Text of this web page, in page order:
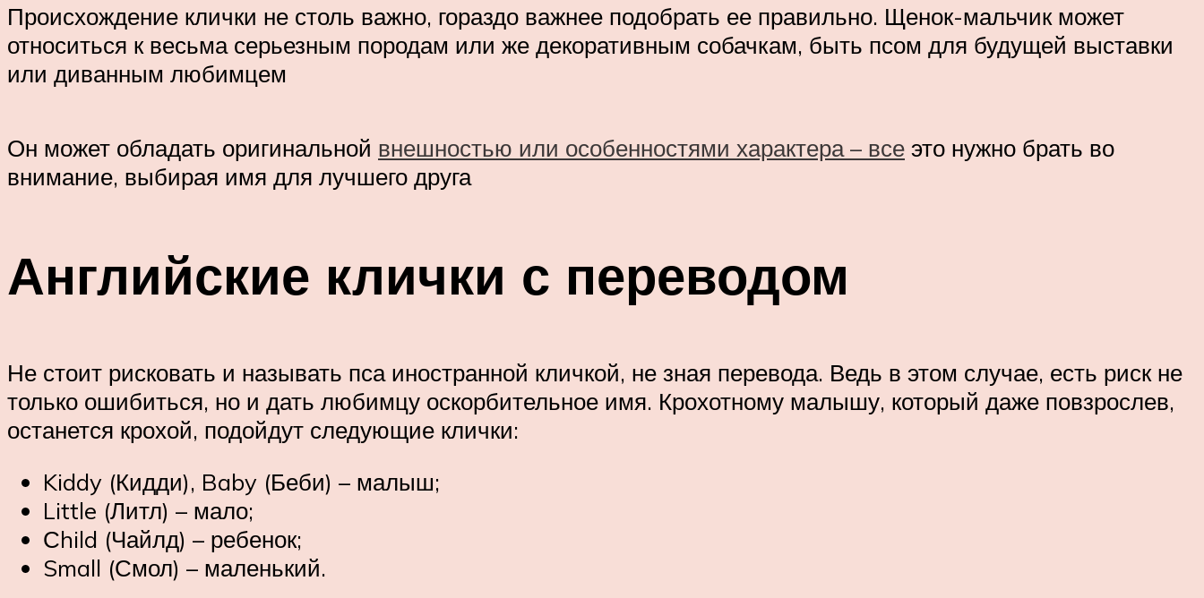
Происхождение клички не столь важно, гораздо важнее подобрать ее правильно. Щенок-мальчик может
относиться к весьма серьезным породам или же декоративным собачкам, быть псом для будущей выставки
или диванным любимцем
Он может обладать оригинальной внешностью или особенностями характера – все это нужно брать во
внимание, выбирая имя для лучшего друга
Английские клички с переводом
Не стоит рисковать и называть пса иностранной кличкой, не зная перевода. Ведь в этом случае, есть риск не
только ошибиться, но и дать любимцу оскорбительное имя. Крохотному малышу, который даже повзрослев,
останется крохой, подойдут следующие клички:
Kiddy (Кидди), Baby (Беби) – малыш;
Little (Литл) – мало;
Сhild (Чайлд) – ребенок;
Small (Смол) – маленький.